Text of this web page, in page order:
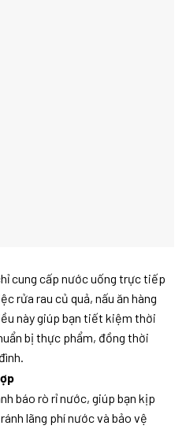
cung cấp nước uống trực tiếp
rửa rau củ quả, nấu ăn hàng
này giúp bạn tiết kiệm thời
bị thực phẩm, đồng thời
báo rò rỉ nước, giúp bạn kịp
lãng phí nước và bảo vệ